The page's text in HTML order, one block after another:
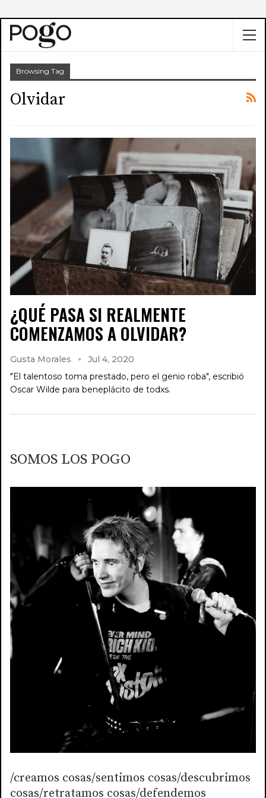
Browsing Tag
Olvidar
¿QUÉ PASA SI REALMENTE
COMENZAMOS A OLVIDAR?
Gusta Morales
Jul 4, 2020
"El talentoso toma prestado, pero el genio roba", escribió
Oscar Wilde para beneplácito de todxs.
SOMOS LOS POGO
/creamos cosas/sentimos cosas/descubrimos
cosas/retratamos cosas/defendemos